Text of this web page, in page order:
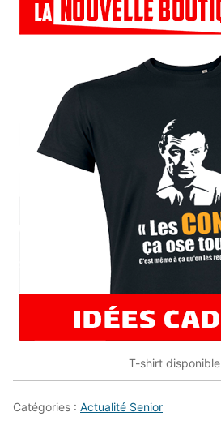
T-shirt disponible
Catégories : Actualité Senior